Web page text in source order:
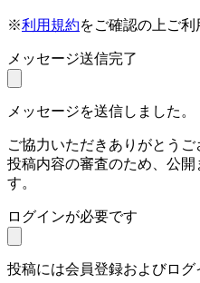
※利用規約をご確認の上ご利
メッセージ送信完了
メッセージを送信しました。
ご協力いただきありがとうご
投稿内容の審査のため、公
す。
ログインが必要です
投稿には会員登録およびログ